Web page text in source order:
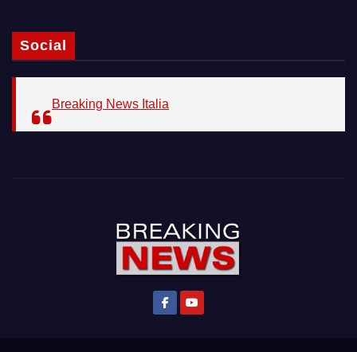
Social
Breaking News Italia